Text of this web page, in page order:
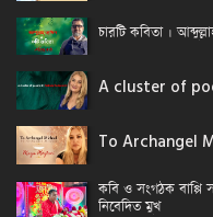
চারটি কবিতা ।
A cluster of
To Archangel
কবি ও সংগঠক বাপ্পি
নিবেদিত মুখ